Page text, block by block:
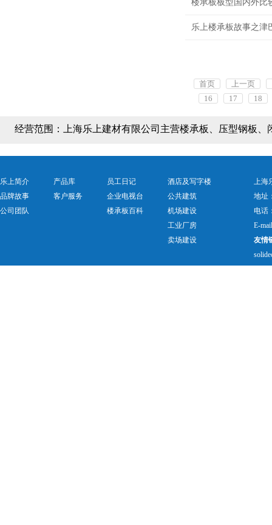
楼承板板型国内外比
乐上楼承板故事之津
首页 上一页
16
17 18
经营范围： 上海乐上建材有限公司主营楼承板、压型钢板
乐上简介
品牌故事
公司团队
产品库
客户服务
员工日记
企业电视台
楼承板百科
酒店及写字楼
公共建筑
机场建设
工业厂房
卖场建设
上海
地址
电话
E-
友情